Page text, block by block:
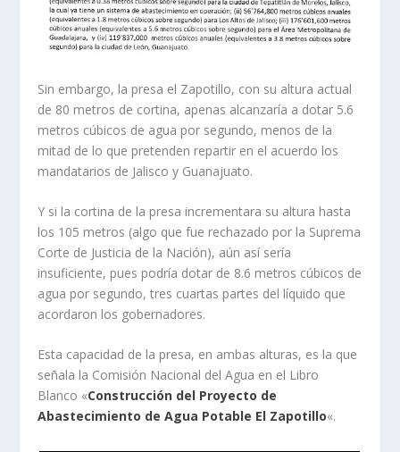
Sin embargo, la presa el Zapotillo, con su altura actual
de 80 metros de cortina, apenas alcanzaría a dotar 5.6
metros cúbicos de agua por segundo, menos de la
mitad de lo que pretenden repartir en el acuerdo los
mandatarios de Jalisco y Guanajuato.
Y si la cortina de la presa incrementara su altura hasta
los 105 metros (algo que fue rechazado por la Suprema
Corte de Justicia de la Nación), aún así sería
insuficiente, pues podría dotar de 8.6 metros cúbicos de
agua por segundo, tres cuartas partes del líquido que
acordaron los gobernadores.
Esta capacidad de la presa, en ambas alturas, es la que
señala la Comisión Nacional del Agua en el Libro
Blanco «Construcción del Proyecto de
Abastecimiento de Agua Potable El Zapotillo«.